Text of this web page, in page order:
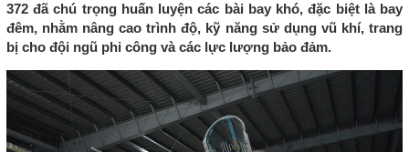
372 đã chú trọng huấn luyện các bài bay khó, đặc biệt là bay
đêm, nhằm nâng cao trình độ, kỹ năng sử dụng vũ khí, trang
bị cho đội ngũ phi công và các lực lượng bảo đảm.